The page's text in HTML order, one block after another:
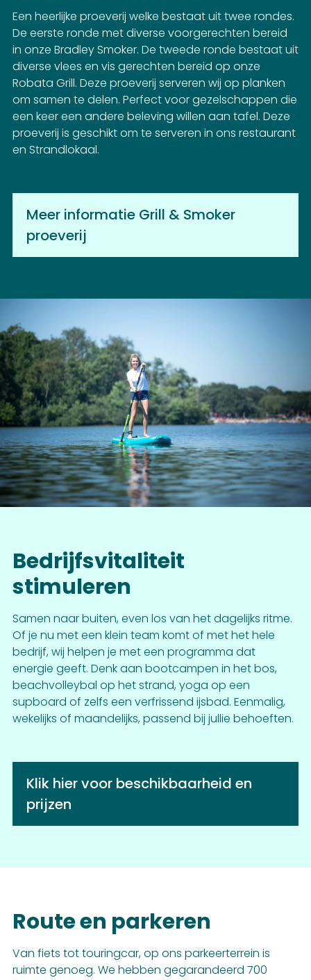
Een heerlijke proeverij welke bestaat uit twee rondes.
De eerste ronde met diverse voorgerechten bereid
in onze Bradley Smoker. De tweede ronde bestaat uit
diverse vlees en vis gerechten bereid op onze
Robata Grill. Deze proeverij serveren wij op planken
om samen te delen. Perfect voor gezelschappen die
een keer een andere beleving willen aan tafel. Deze
proeverij is geschikt om te serveren in ons restaurant
en Strandlokaal.
Meer informatie Grill & Smoker
proeverij
Bedrijfsvitaliteit
stimuleren
Samen naar buiten, even los van het dagelijks ritme.
Of je nu met een klein team komt of met het hele
bedrijf, wij helpen je met een programma dat
energie geeft. Denk aan bootcampen in het bos,
beachvolleybal op het strand, yoga op een
supboard of zelfs een verfrissend ijsbad. Eenmalig,
wekelijks of maandelijks, passend bij jullie behoeften.
Klik hier voor beschikbaarheid en
prijzen
Route en parkeren
Van fiets tot touringcar, op ons parkeerterrein is
ruimte genoeg. We hebben gegarandeerd 700